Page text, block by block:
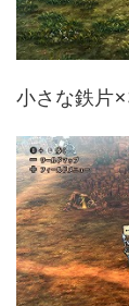
小さな鉄片